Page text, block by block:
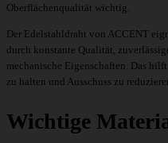
Oberflächenqualität wichtig.
Der Edelstahldraht von ACCENT
durch konstante Qualität,
mechanische Eigenschaften. Das
zu halten und Ausschuss zu
Wichtige